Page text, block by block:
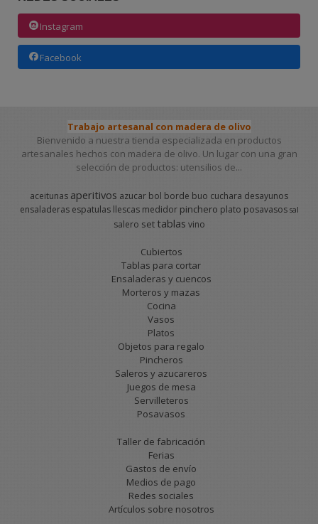
Instagram
Facebook
Trabajo artesanal con madera de olivo
Bienvenido a nuestra tienda especializada en productos
artesanales hechos con madera de olivo. Un lugar con una gran
selección de productos: utensilios de...
aceitunas aperitivos azucar bol borde buo cuchara desayunos
ensaladeras espatulas llescas medidor pinchero plato posavasos sal
salero set tablas vino
Cubiertos
Tablas para cortar
Ensaladeras y cuencos
Morteros y mazas
Cocina
Vasos
Platos
Objetos para regalo
Pincheros
Saleros y azucareros
Juegos de mesa
Servilleteros
Posavasos
Taller de fabricación
Ferias
Gastos de envío
Medios de pago
Redes sociales
Artículos sobre nosotros